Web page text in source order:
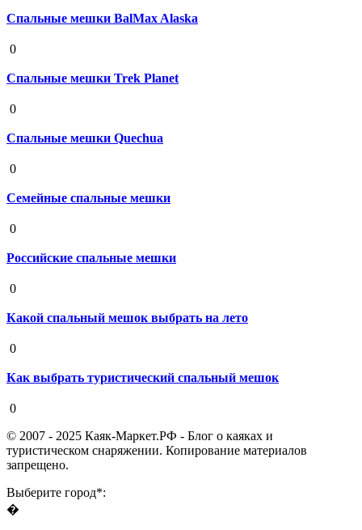
Спальные мешки BalMax Alaska
0
Спальные мешки Trek Planet
0
Спальные мешки Quechua
0
Семейные спальные мешки
0
Российские спальные мешки
0
Какой спальный мешок выбрать на лето
0
Как выбрать туристический спальный мешок
0
© 2007 - 2025 Каяк-Маркет.РФ - Блог о каяках и
туристическом снаряжении. Копирование материалов
запрещено.
Выберите город*:
�